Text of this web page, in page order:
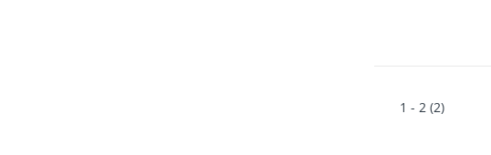
1 - 2 (2)